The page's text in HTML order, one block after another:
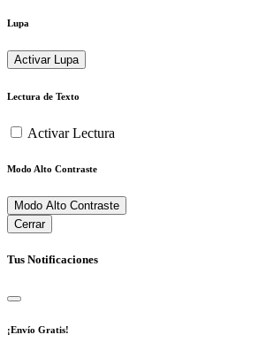
Lupa
Activar Lupa
Lectura de Texto
Activar Lectura
Modo Alto Contraste
Modo Alto Contraste
Cerrar
Tus Notificaciones
¡Envío Gratis!